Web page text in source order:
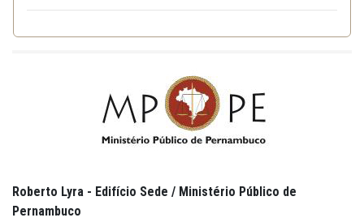
Roberto Lyra - Edifício Sede / Ministério Público de
Pernambuco